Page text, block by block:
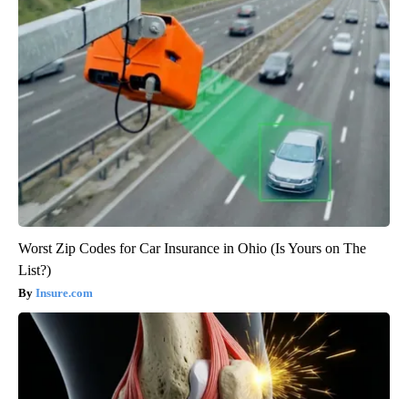
Worst Zip Codes for Car Insurance in Ohio (Is Yours on The
List?)
Insure.com